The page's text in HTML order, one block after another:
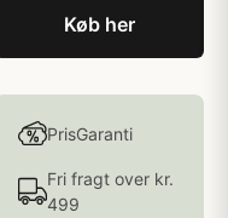
Køb her
PrisGaranti
Fri fragt over kr.
499